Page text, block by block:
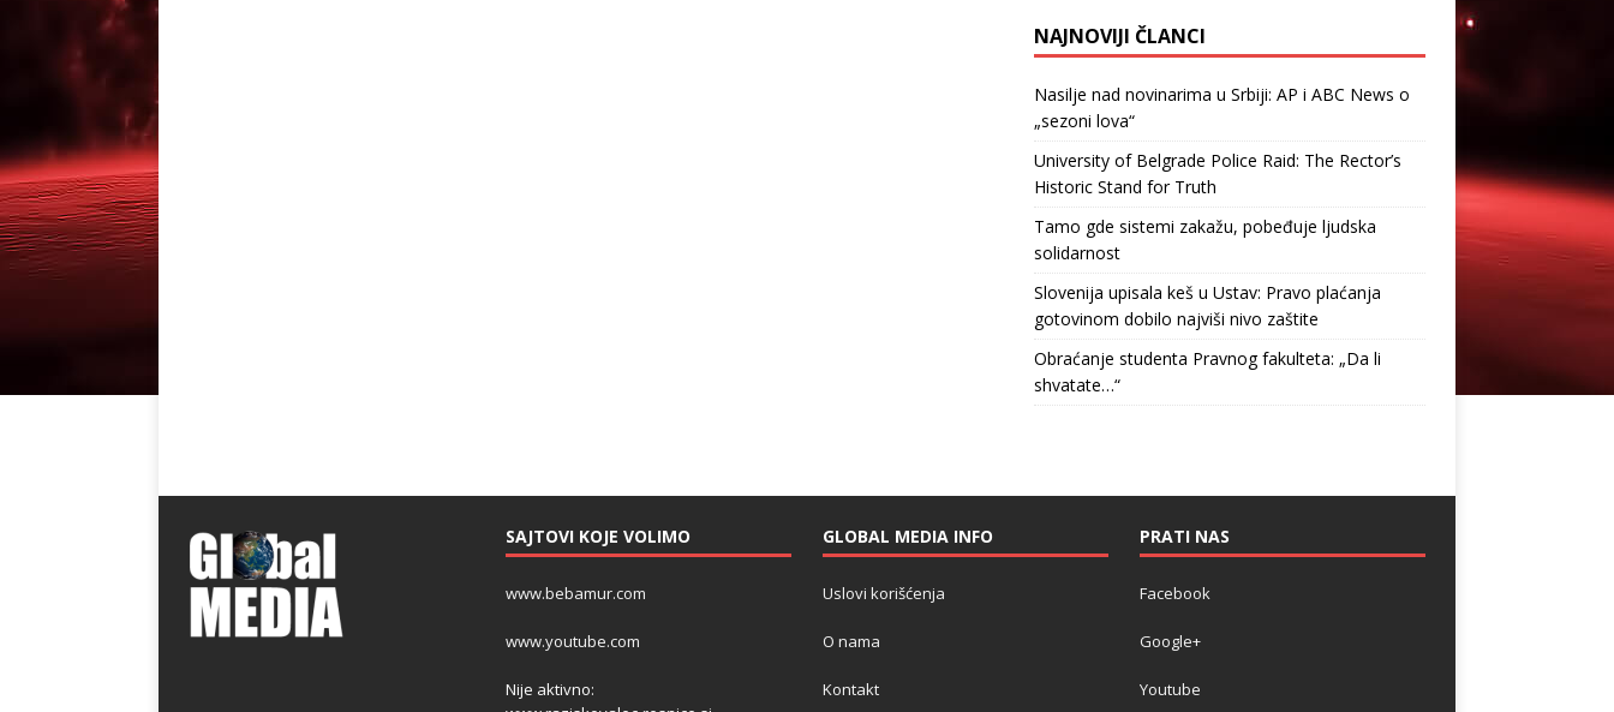
NAJNOVIJI ČLANCI
Nasilje nad novinarima u Srbiji: AP i ABC News o
„sezoni lova“
University of Belgrade Police Raid: The Rector’s
Historic Stand for Truth
Tamo gde sistemi zakažu, pobeđuje ljudska
solidarnost
Slovenija upisala keš u Ustav: Pravo plaćanja
gotovinom dobilo najviši nivo zaštite
Obraćanje studenta Pravnog fakulteta: „Da li
shvatate…“
SAJTOVI KOJE VOLIMO
www.bebamur.com
www.youtube.com
Nije aktivno:
GLOBAL MEDIA INFO
Uslovi korišćenja
O nama
Kontakt
PRATI NAS
Facebook
Google+
Youtube